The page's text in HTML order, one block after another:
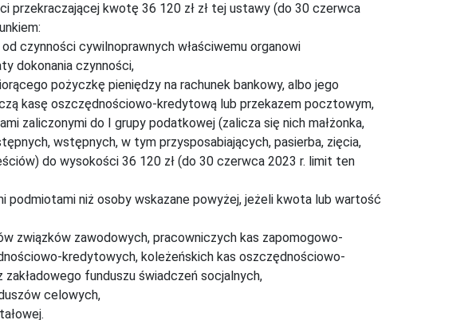
przekraczającej kwotę 36 120 zł zł tej ustawy (do 30 czerwca
czynności cywilnoprawnych właściwemu organowi
dokonania czynności,
pożyczkę pieniędzy na rachunek bankowy, albo jego
kasę oszczędnościowo-kredytową lub przekazem pocztowym,
zaliczonymi do I grupy podatkowej (zalicza się nich małżonka,
wstępnych, w tym przysposabiających, pasierba, zięcia,
do wysokości 36 120 zł (do 30 czerwca 2023 r. limit ten
podmiotami niż osoby wskazane powyżej, jeżeli kwota lub wartość
związków zawodowych, pracowniczych kas zapomogowo-
kredytowych, koleżeńskich kas oszczędnościowo-
funduszu świadczeń socjalnych,
celowych,